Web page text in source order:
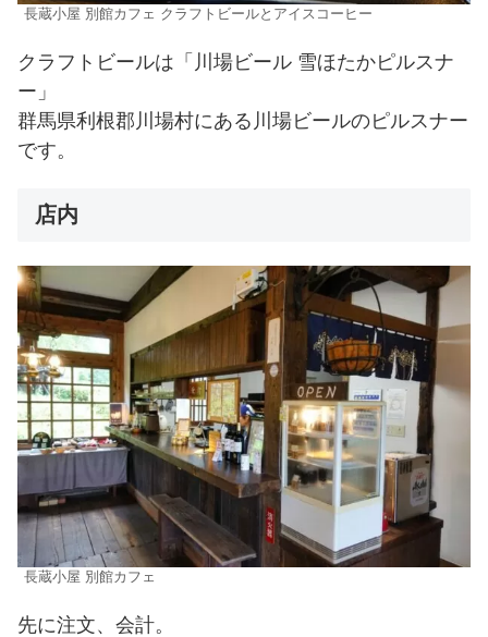
長蔵小屋 別館カフェ クラフトビールとアイスコーヒー
クラフトビールは「川場ビール 雪ほたかピルスナ
ー」
群馬県利根郡川場村にある川場ビールのピルスナー
です。
店内
長蔵小屋 別館カフェ
先に注文、会計。